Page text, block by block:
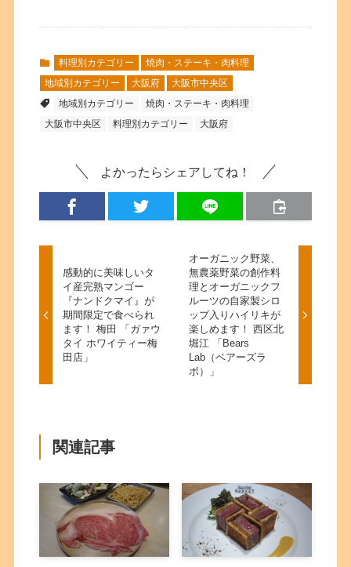
料理別カテゴリー
焼肉・ステーキ・肉料理
地域別カテゴリー
大阪府
大阪市中央区
地域別カテゴリー
焼肉・ステーキ・肉料理
大阪市中央区
料理別カテゴリー 大阪府
よかったらシェアしてね！
感動的に美味しいタ
イ産完熟マンゴー
『ナンドクマイ』が
期間限定で食べられ
ます！ 梅田 「ガァウ
タイ ホワイティー梅
田店」
オーガニック野菜、
無農薬野菜の創作料
理とオーガニックフ
ルーツの自家製シロ
ップ入りハイリキが
楽しめます！ 西区北
堀江 「Bears
Lab（ベアーズラ
ボ）」
関連記事